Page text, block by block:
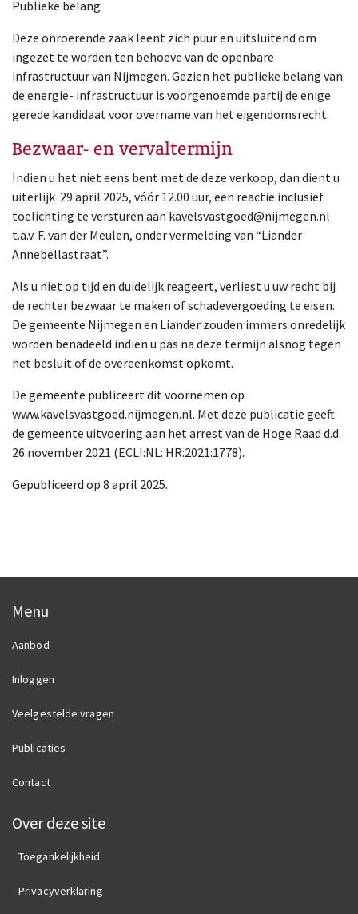
Publieke belang
Deze onroerende zaak leent zich puur en uitsluitend om
ingezet te worden ten behoeve van de openbare
infrastructuur van Nijmegen. Gezien het publieke belang van
de energie- infrastructuur is voorgenoemde partij de enige
gerede kandidaat voor overname van het eigendomsrecht.
Bezwaar- en vervaltermijn
Indien u het niet eens bent met de deze verkoop, dan dient u
uiterlijk 29 april 2025, vóór 12.00 uur, een reactie inclusief
toelichting te versturen aan kavelsvastgoed@nijmegen.nl
t.a.v. F. van der Meulen, onder vermelding van “Liander
Annebellastraat”.
Als u niet op tijd en duidelijk reageert, verliest u uw recht bij
de rechter bezwaar te maken of schadevergoeding te eisen.
De gemeente Nijmegen en Liander zouden immers onredelijk
worden benadeeld indien u pas na deze termijn alsnog tegen
het besluit of de overeenkomst opkomt.
De gemeente publiceert dit voornemen op
www.kavelsvastgoed.nijmegen.nl. Met deze publicatie geeft
de gemeente uitvoering aan het arrest van de Hoge Raad d.d.
26 november 2021 (ECLI:NL: HR:2021:1778).
Gepubliceerd op 8 april 2025.
Menu
Aanbod
Inloggen
Veelgestelde vragen
Publicaties
Contact
Over deze site
Toegankelijkheid
Privacyverklaring